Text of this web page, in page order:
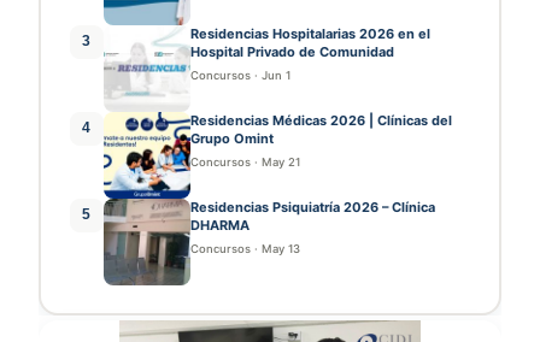
3
Residencias Hospitalarias 2026 en el
Hospital Privado de Comunidad
Concursos · Jun 1
4
Residencias Médicas 2026 | Clínicas del
Grupo Omint
Concursos · May 21
5
Residencias Psiquiatría 2026 – Clínica
DHARMA
Concursos · May 13